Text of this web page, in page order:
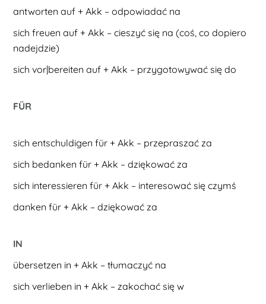
antworten auf + Akk – odpowiadać na
sich freuen auf + Akk – cieszyć się na (coś, co dopiero
nadejdzie)
sich vor|bereiten auf + Akk – przygotowywać się do
FÜR
sich entschuldigen für + Akk – przepraszać za
sich bedanken für + Akk – dziękować za
sich interessieren für + Akk – interesować się czymś
danken für + Akk – dziękować za
IN
übersetzen in + Akk – tłumaczyć na
sich verlieben in + Akk – zakochać się w